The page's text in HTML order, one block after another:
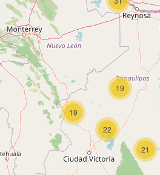
21
19
22
19